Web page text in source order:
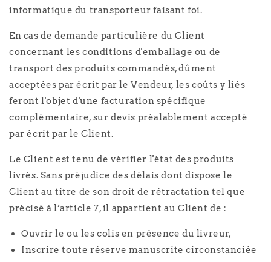
informatique du transporteur faisant foi.
En cas de demande particulière du Client
concernant les conditions d'emballage ou de
transport des produits commandés, dûment
acceptées par écrit par le Vendeur, les coûts y liés
feront l'objet d'une facturation spécifique
complémentaire, sur devis préalablement accepté
par écrit par le Client.
Le Client est tenu de vérifier l'état des produits
livrés. Sans préjudice des délais dont dispose le
Client au titre de son droit de rétractation tel que
précisé à l’article 7, il appartient au Client de :
Ouvrir le ou les colis en présence du livreur,
Inscrire toute réserve manuscrite circonstanciée